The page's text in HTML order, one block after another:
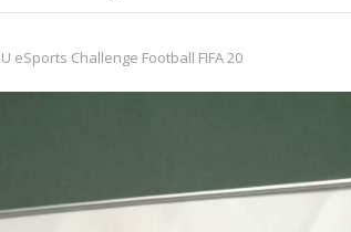
eSports Challenge Football FIFA 20